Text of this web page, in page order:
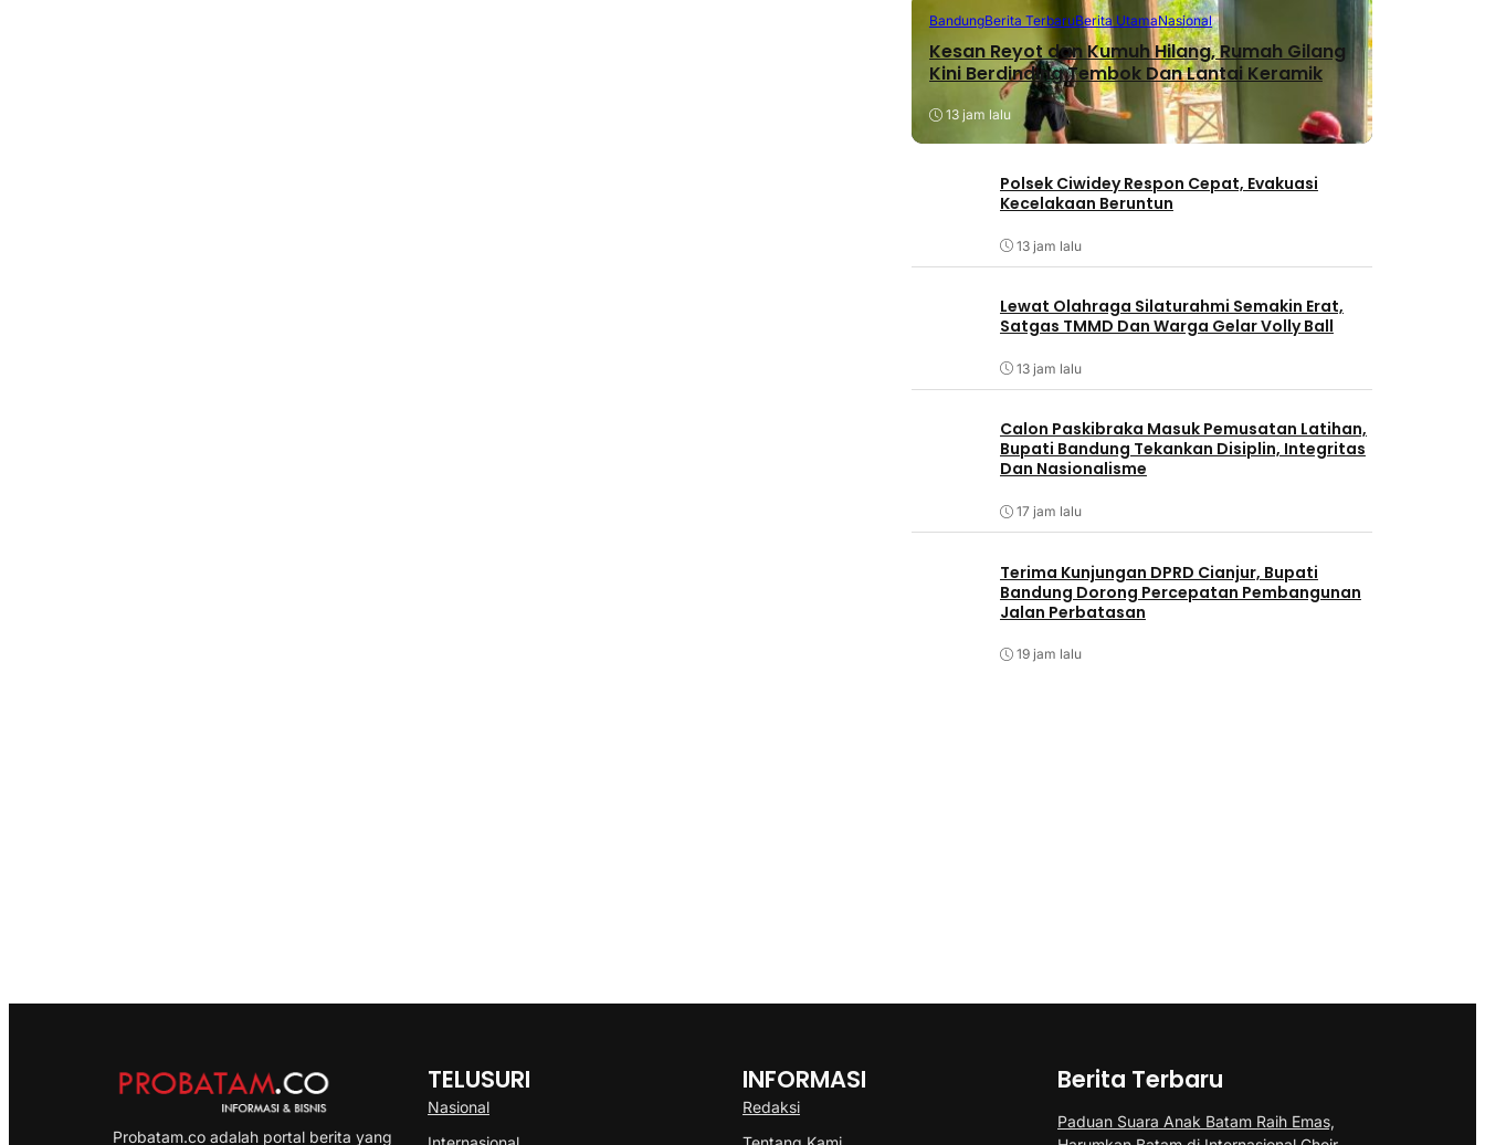
BandungBerita TerbaruBerita UtamaNasional
Kesan Reyot dan Kumuh Hilang, Rumah Gilang
Kini Berdinding Tembok Dan Lantai Keramik
13 jam lalu
Polsek Ciwidey Respon Cepat, Evakuasi
Kecelakaan Beruntun
13 jam lalu
Lewat Olahraga Silaturahmi Semakin Erat,
Satgas TMMD Dan Warga Gelar Volly Ball
13 jam lalu
Calon Paskibraka Masuk Pemusatan Latihan,
Bupati Bandung Tekankan Disiplin, Integritas
Dan Nasionalisme
17 jam lalu
Terima Kunjungan DPRD Cianjur, Bupati
Bandung Dorong Percepatan Pembangunan
Jalan Perbatasan
19 jam lalu
Probatam.co adalah portal berita yang
TELUSURI
Nasional
INFORMASI
Redaksi
Berita Terbaru
Paduan Suara Anak Batam Raih Emas,